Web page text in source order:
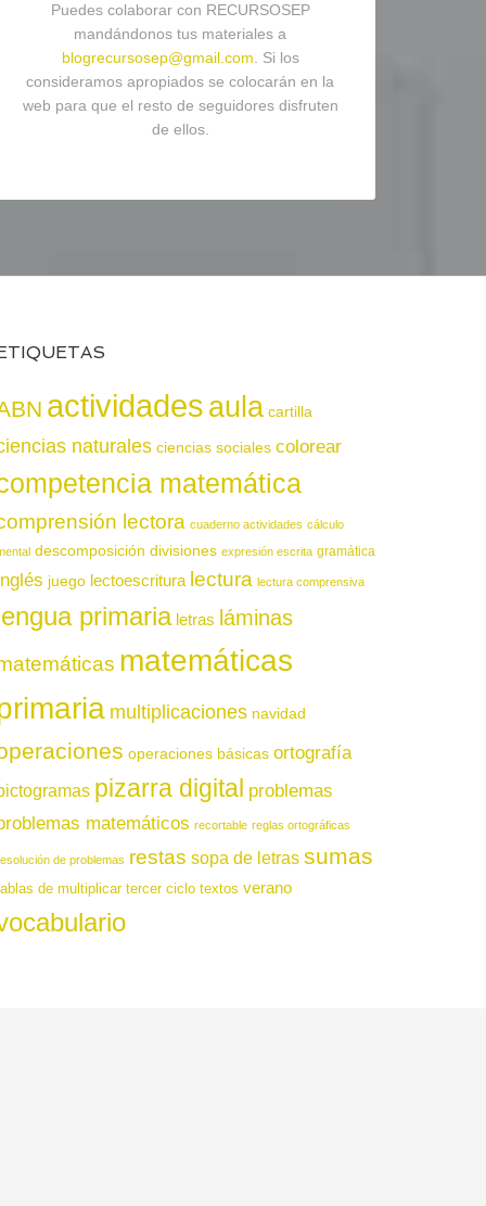
Puedes colaborar con RECURSOSEP
mandándonos tus materiales a
blogrecursosep@gmail.com . Si los
consideramos apropiados se colocarán en la
web para que el resto de seguidores disfruten
de ellos.
actividadesaula cartilla
naturales ciencias sociales colorear
matemática
lectora cuaderno actividades cálculo
descomposición divisiones expresión escrita gramática
juego lectoescritura lectura lectura comprensiva
primaria letras láminas
matemáticas
multiplicaciones navidad
operaciones básicas ortografía
pizarra digital problemas
matemáticos recortable reglas ortográficas
de problemas restas sopa de letras sumas
de multiplicar tercer ciclo textos verano